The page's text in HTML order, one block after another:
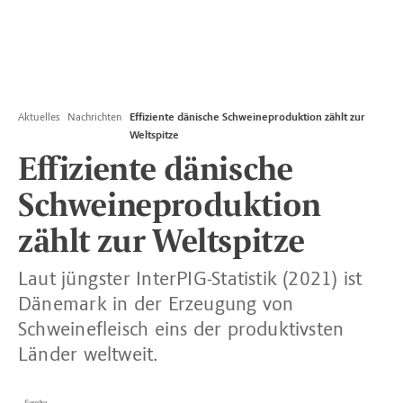
Aktuelles Nachrichten
Effiziente dänische Schweineproduktion zählt zur
Weltspitze
Effiziente dänische
Schweineproduktion
zählt zur Weltspitze
Laut jüngster InterPIG-Statistik (2021) ist
Dänemark in der Erzeugung von
Schweinefleisch eins der produktivsten
Länder weltweit.